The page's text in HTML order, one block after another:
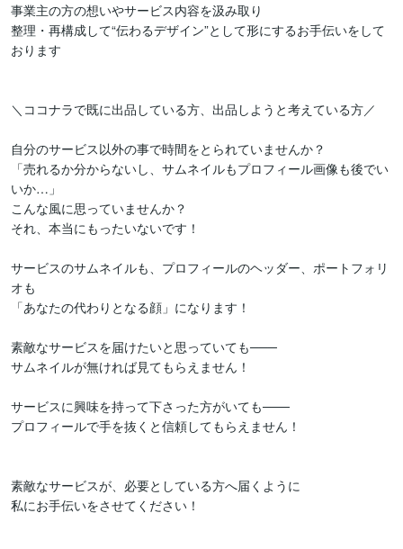
事業主の方の想いやサービス内容を汲み取り
整理・再構成して“伝わるデザイン”として形にするお手伝いをして
おります
＼ココナラで既に出品している方、出品しようと考えている方／
自分のサービス以外の事で時間をとられていませんか？
「売れるか分からないし、サムネイルもプロフィール画像も後でい
いか…」
こんな風に思っていませんか？
それ、本当にもったいないです！
サービスのサムネイルも、プロフィールのヘッダー、ポートフォリ
オも
「あなたの代わりとなる顔」になります！
素敵なサービスを届けたいと思っていても───
サムネイルが無ければ見てもらえません！
サービスに興味を持って下さった方がいても───
プロフィールで手を抜くと信頼してもらえません！
素敵なサービスが、必要としている方へ届くように
私にお手伝いをさせてください！